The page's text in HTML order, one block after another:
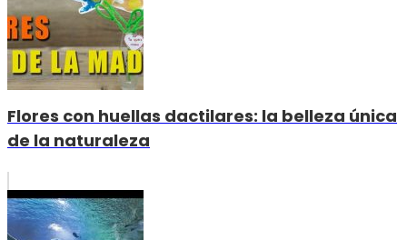
Flores con huellas dactilares: la belleza única
de la naturaleza